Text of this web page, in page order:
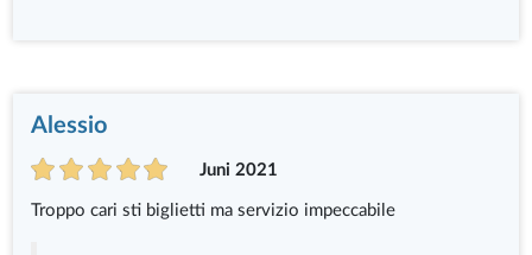
Alessio
Juni 2021
Troppo cari sti biglietti ma servizio impeccabile